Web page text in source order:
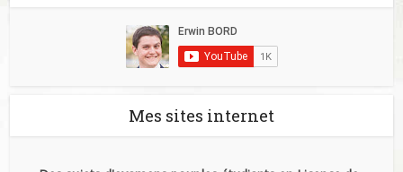
Mes sites internet